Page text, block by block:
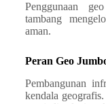
Penggunaan
tambang
aman.
Peran Geo
Pembangunan
kendala